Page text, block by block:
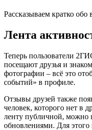
Рассказываем кратко обо
Лента
Теперь пользователи
посещают друзья и
фотографии – всё это
событий» в профиле.
Отзывы друзей также
человек, которого нет в
ленту публичной, можно
обновлениями. Для